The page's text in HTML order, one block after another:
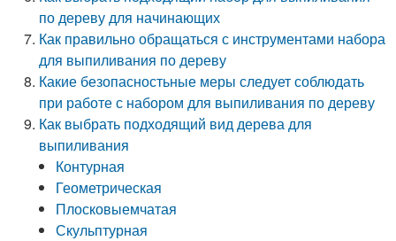
по дереву для начинающих
Как правильно обращаться с инструментами набора
для выпиливания по дереву
Какие безопасностьные меры следует соблюдать
при работе с набором для выпиливания по дереву
Как выбрать подходящий вид дерева для
выпиливания
Контурная
Геометрическая
Плосковыемчатая
Скульптурная